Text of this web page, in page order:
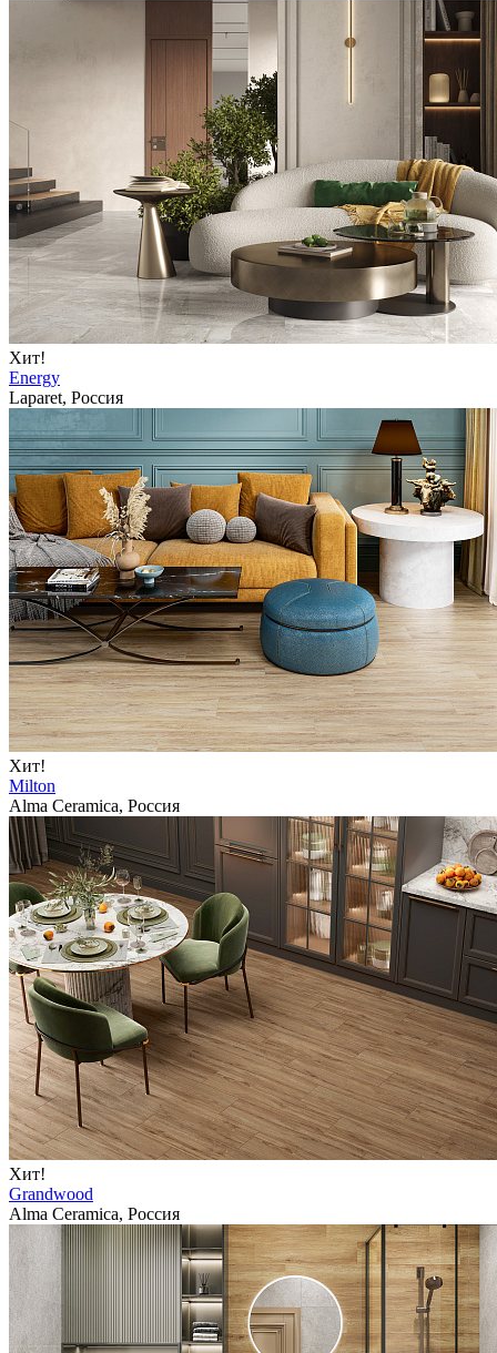
Хит!
Energy
Laparet, Россия
Хит!
Milton
Alma Ceramica, Россия
Хит!
Grandwood
Alma Ceramica, Россия